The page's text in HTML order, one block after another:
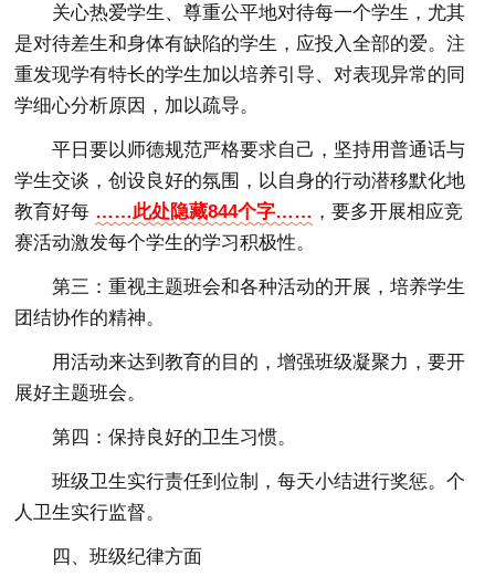
关心热爱学生、尊重公平地对待每一个学生，尤其
是对待差生和身体有缺陷的学生，应投入全部的爱。注
重发现学有特长的学生加以培养引导、对表现异常的同
学细心分析原因，加以疏导。
平日要以师德规范严格要求自己，坚持用普通话与
学生交谈，创设良好的氛围，以自身的行动潜移默化地
教育好每 ……此处隐藏844个字…… ，要多开展相应竞
赛活动激发每个学生的学习积极性。
第三：重视主题班会和各种活动的开展，培养学生
团结协作的精神。
用活动来达到教育的目的，增强班级凝聚力，要开
展好主题班会。
第四：保持良好的卫生习惯。
班级卫生实行责任到位制，每天小结进行奖惩。个
人卫生实行监督。
四、班级纪律方面